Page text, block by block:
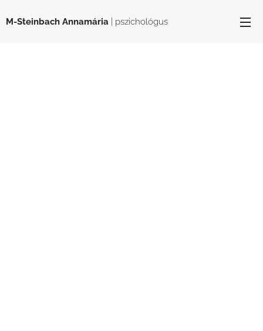
M-Steinbach Annamária | pszichológus